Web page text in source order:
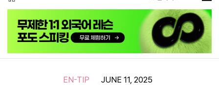
EN-TIP JUNE 11, 2025